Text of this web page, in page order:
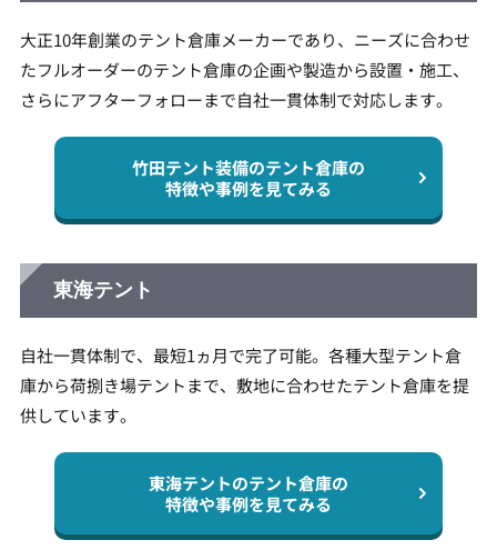
大正10年創業のテント倉庫メーカーであり、ニーズに合わせ
たフルオーダーのテント倉庫の企画や製造から設置・施工、
さらにアフターフォローまで自社一貫体制で対応します。
竹田テント装備のテント倉庫の
特徴や事例を見てみる
東海テント
自社一貫体制で、最短1ヵ月で完了可能。各種大型テント倉
庫から荷捌き場テントまで、敷地に合わせたテント倉庫を提
供しています。
東海テントのテント倉庫の
特徴や事例を見てみる